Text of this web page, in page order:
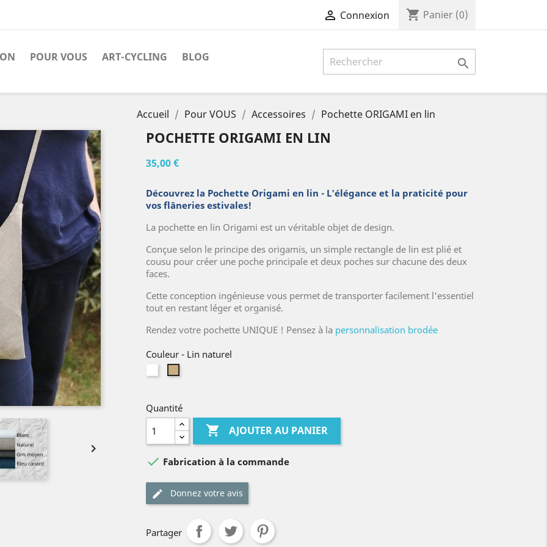
 Connexion shopping_cart Panier (0)
POUR VOUS ART-CYCLING BLOG 
Accueil Pour VOUS Accessoires Pochette ORIGAMI en lin

POCHETTE ORIGAMI EN LIN
35,00 €
Découvrez la Pochette Origami en lin - L'élégance et la praticité pour
vos flâneries estivales!
La pochette en lin Origami est un véritable objet de design.
Conçue selon le principe des origamis, un simple rectangle de lin est plié et
cousu pour créer une poche principale et deux poches sur chacune des deux
faces.
Cette conception ingénieuse vous permet de transporter facilement l'essentiel
tout en restant léger et organisé.
Rendez votre pochette UNIQUE ! Pensez à la personnalisation brodée
Couleur - Lin naturel
Quantité
 AJOUTER AU PANIER
 Fabrication à la commande
Donnez votre avis
Partager